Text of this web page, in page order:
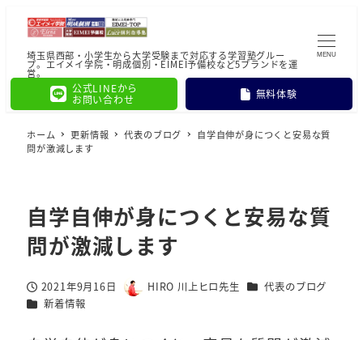
埼玉県西部・小学生から大学受験まで対応する学習塾グルー
プ。エイメイ学院・明成個別・EIMEI予備校など5ブランドを運
営。
公式LINEから
お問い合わせ
無料体験
MENU
ホーム 更新情報 代表のブログ
自学自伸が身につくと安易な質
問が激減します
自学自伸が身につくと安易な質
問が激減します
投稿日2021年9月16日
著
HIRO 川上ヒロ先生 カテゴリー
代表のブログ
カテゴリー
新着情報